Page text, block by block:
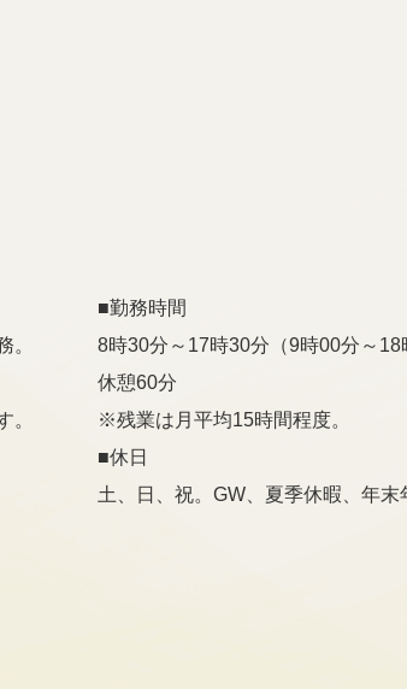
。
。
■勤務時間
8時30分～17時30分（9時00分～18
休憩60分
※残業は月平均15時間程度。
■休日
土、日、祝。GW、夏季休暇、年末